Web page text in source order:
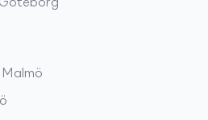
Göteborg
Malmö